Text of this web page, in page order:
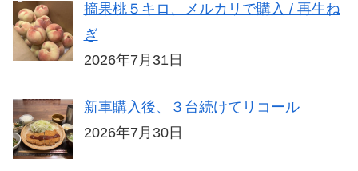
摘果桃５キロ、メルカリで購入 / 再生ね
ぎ
2026年7月31日
新車購入後、３台続けてリコール
2026年7月30日